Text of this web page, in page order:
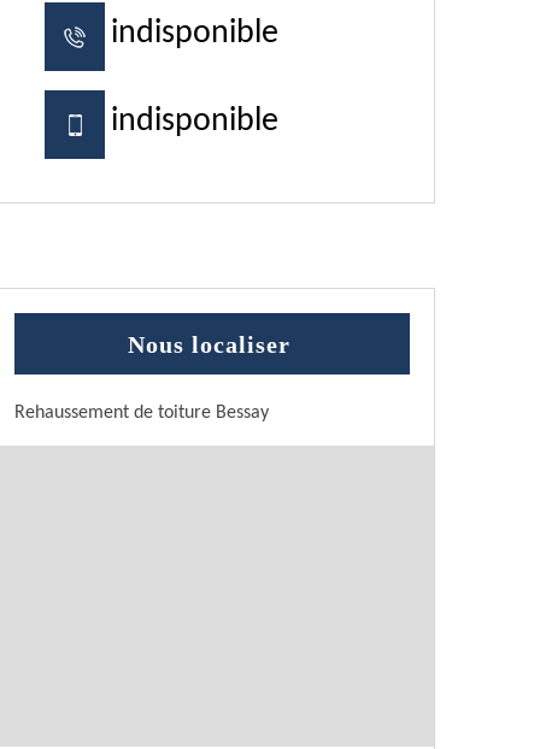
indisponible
indisponible
Nous localiser
Rehaussement de toiture Bessay